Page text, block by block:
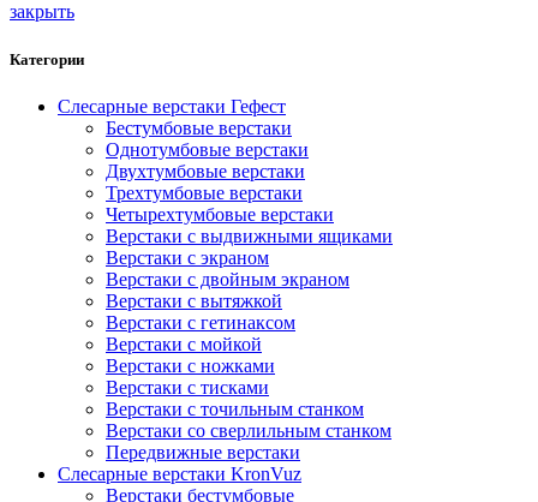
закрыть
Категории
Слесарные верстаки Гефест
Бестумбовые верстаки
Однотумбовые верстаки
Двухтумбовые верстаки
Трехтумбовые верстаки
Четырехтумбовые верстаки
Верстаки с выдвижными ящиками
Верстаки с экраном
Верстаки с двойным экраном
Верстаки с вытяжкой
Верстаки с гетинаксом
Верстаки с мойкой
Верстаки с ножками
Верстаки с тисками
Верстаки с точильным станком
Верстаки со сверлильным станком
Передвижные верстаки
Слесарные верстаки KronVuz
Верстаки бестумбовые